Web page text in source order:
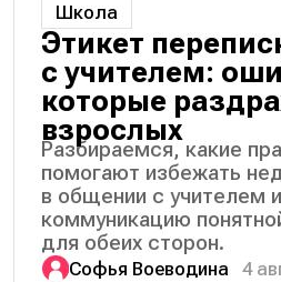
Школа
Этикет
с учителем:
которые
взрослых
Разбираемся, какие
помогают избежать
в общении с учителем
коммуникацию
для обеих сторон.
Софья Воеводина 4